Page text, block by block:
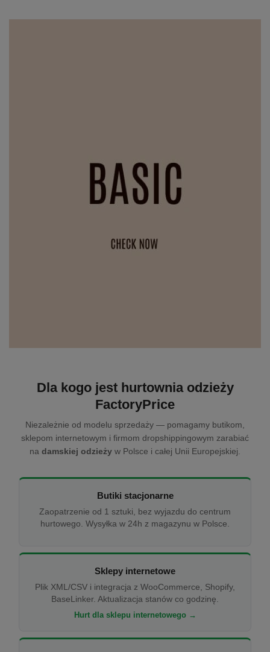
Dla kogo jest hurtownia odzieży
FactoryPrice
Niezależnie od modelu sprzedaży — pomagamy butikom,
sklepom internetowym i firmom dropshippingowym zarabiać
na damskiej odzieży w Polsce i całej Unii Europejskiej.
Butiki stacjonarne
Zaopatrzenie od 1 sztuki, bez wyjazdu do centrum
hurtowego. Wysyłka w 24h z magazynu w Polsce.
Sklepy internetowe
Plik XML/CSV i integracja z WooCommerce, Shopify,
BaseLinker. Aktualizacja stanów co godzinę.
Hurt dla sklepu internetowego →